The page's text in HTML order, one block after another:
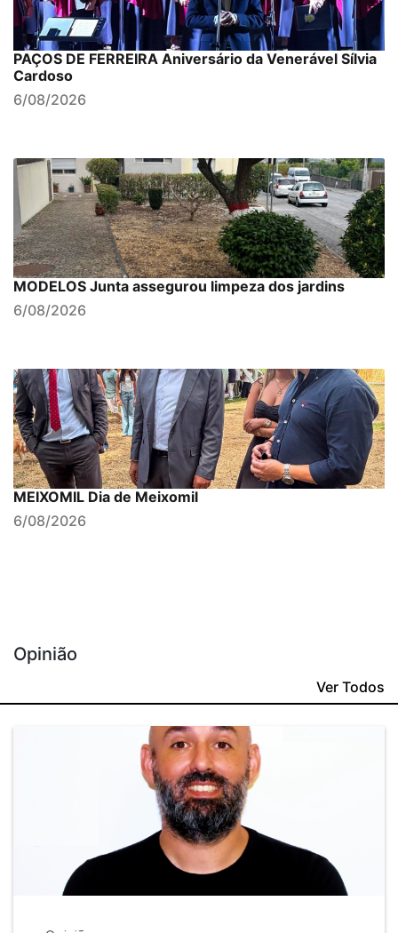
PAÇOS DE FERREIRA Aniversário da Venerável Sílvia
Cardoso
6/08/2026
MODELOS Junta assegurou limpeza dos jardins
6/08/2026
MEIXOMIL Dia de Meixomil
6/08/2026
Opinião
Ver Todos